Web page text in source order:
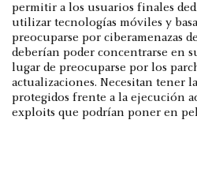
permitir a los usuarios finales
utilizar tecnologías móviles y
preocuparse por ciberamenazas
deberían poder concentrarse en
lugar de preocuparse por los
actualizaciones. Necesitan tener
protegidos frente a la ejecución
exploits que podrían poner en